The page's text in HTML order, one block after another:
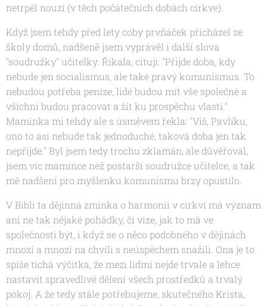
netrpěl nouzí (v těch počátečních dobách církve).
Když jsem tehdy před lety coby prvňáček přicházel ze
školy domů, nadšeně jsem vyprávěl i další slova
"soudružky" učitelky. Říkala, cituji: "Přijde doba, kdy
nebude jen socialismus, ale také pravý komunismus. To
nebudou potřeba peníze, lidé budou mít vše společné a
všichni budou pracovat a žít ku prospěchu vlasti."
Maminka mi tehdy ale s úsměvem řekla: "Víš, Pavlíku,
ono to asi nebude tak jednoduché, taková doba jen tak
nepřijde." Byl jsem tedy trochu zklamán, ale důvěřoval,
jsem víc mamince než postarší soudružce učitelce, a tak
mě nadšení pro myšlenku komunismu brzy opustilo.
V Bibli ta dějinná zmínka o harmonii v církví má význam
ani ne tak nějaké pohádky, či vize, jak to má ve
společnosti být, i když se o něco podobného v dějinách
mnozí a mnozí na chvíli s neúspěchem snažili. Ona je to
spíše tichá výčitka, že mezi lidmi nejde trvale a lehce
nastavit spravedlivé dělení všech prostředků a trvalý
pokoj. A že tedy stále potřebujeme, skutečného Krista,